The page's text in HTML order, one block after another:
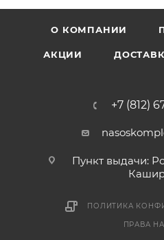
О КОМПАНИИ
АКЦИИ
+7 (812)
Пункт выдачи:
ПОЛИТИКА
ПРАВА